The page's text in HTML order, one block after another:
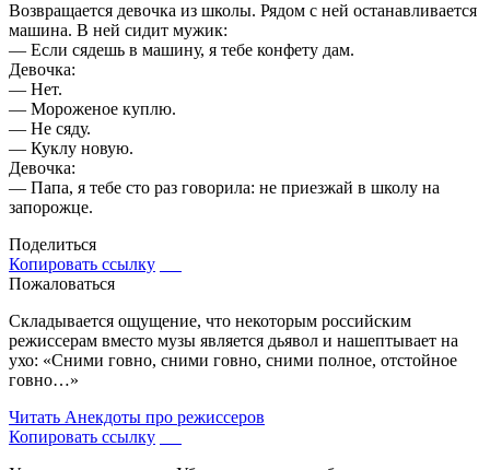
Возвращается девочка из школы. Рядом с ней останавливается
машина. В ней сидит мужик:
— Если сядешь в машину, я тебе конфету дам.
Девочка:
— Нет.
— Мороженое куплю.
— Не сяду.
— Куклу новую.
Девочка:
— Папа, я тебе сто раз говорила: не приезжай в школу на
запорожце.
Поделиться
Копировать ссылку
Пожаловаться
Складывается ощущение, что некоторым российским
режиссерам вместо музы является дьявол и нашептывает на
ухо: «Сними говно, сними говно, сними полное, отстойное
говно…»
Читать Анекдоты про режиссеров
Копировать ссылку